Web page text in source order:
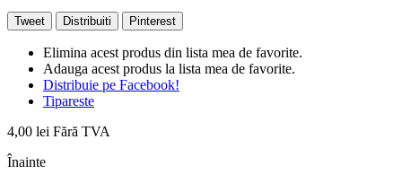
Tweet Distribuiti Pinterest
Elimina acest produs din lista mea de favorite.
Adauga acest produs la lista mea de favorite.
Distribuie pe Facebook!
Tipareste
4,00 lei Fără TVA
Înainte